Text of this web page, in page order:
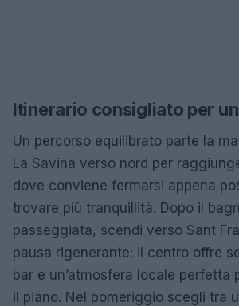
Itinerario consigliato per
Un percorso equilibrato parte la
La Savina verso nord per
dove conviene fermarsi appena
trovare più tranquillità. Dopo il
passeggiata, scendi verso Sant
pausa rigenerante: il centro offre
bar e un’atmosfera locale perfetta
il piano. Nel pomeriggio scegli tra